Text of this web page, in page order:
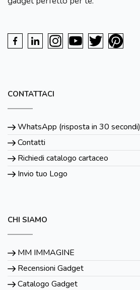
CONTATTACI
WhatsApp (risposta in 30 secondi)
Contatti
Richiedi catalogo cartaceo
Invio tuo Logo
CHI SIAMO
MM IMMAGINE
Recensioni Gadget
Catalogo Gadget